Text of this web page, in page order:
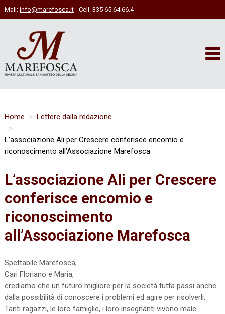
Mail: info@marefosca.it- Cell. 335 65.64.66.4
Home Lettere dalla redazione
L’associazione Ali per Crescere conferisce encomio e
riconoscimento all’Associazione Marefosca
L’associazione Ali per Crescere
conferisce encomio e
riconoscimento
all’Associazione Marefosca
Spettabile Marefosca,
Cari Floriano e Maria,
crediamo che un futuro migliore per la società tutta passi anche
dalla possibilità di conoscere i problemi ed agire per risolverli.
Tanti ragazzi, le loro famiglie, i loro insegnanti vivono male